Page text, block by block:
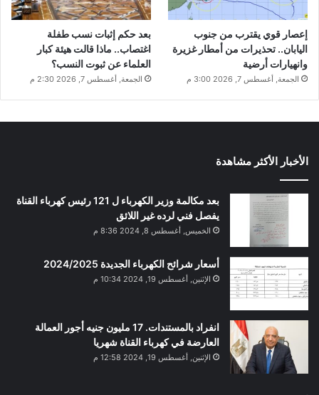
إعصار قوي يقترب من جنوب
اليابان.. تحذيرات من أمطار غزيرة
وانهيارات أرضية
الجمعة, أغسطس 7, 2026 3:00 م
بعد حكم إثبات نسب طفلة
اغتصاب.. ماذا قالت هيئة كبار
العلماء عن ثبوت النسب؟
الجمعة, أغسطس 7, 2026 2:30 م
الأخبار الأكثر مشاهدة
بعد مكالمة وزير الكهرباء ل 121 رئيس كهرباء القناة
يفصل فني لرده غير اللائق
الخميس, أغسطس 8, 2024 8:36 م
أسعار شرائح الكهرباء الجديدة 2024/2025
الإثنين, أغسطس 19, 2024 10:34 م
انفراد بالمستندات. 17 مليون جنيه أجور العمالة
العارضة في كهرباء القناة شهريا
الإثنين, أغسطس 19, 2024 12:58 م